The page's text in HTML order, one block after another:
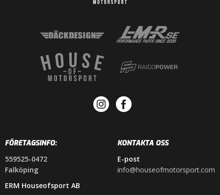
FÖRETAGSINFO:
559525-0472
Falköping
ERM Houseofsport AB
KONTAKTA OSS
E-post
info@houseofmotorsport.com